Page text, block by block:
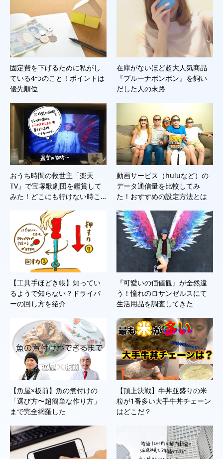
固定費を下げるために私がし
ている4つのこと！ポイントは
優先順位
在庫がないほど超大人気商品
『ブルーナボンボン』を飼い
だした人の末路
おうち時間の救世主「楽天
TV」で宝塚歌劇団を鑑賞して
みた！どこにも行けない時こ…
動画サービス（huluなど）の
データ通信量を比較してみ
た！おすすめの設定方法とは
【工具手ほどき帳】知ってい
るようで知らない？ドライバ
ーの回し方を紹介
『可愛いの価値観』が全然違
う！憧れのロサンゼルスにて
生活用品を調査してきた
【魚屋×板前】魚の煮付けの
「選び方〜超簡単な作り方」
まで完全網羅した
【頂上決戦】牛丼並盛りの米
粒が1番多い大手牛丼チェーン
はどこだ？